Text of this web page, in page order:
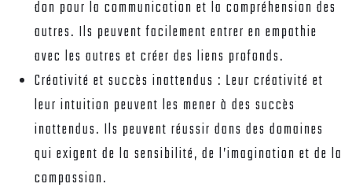
don pour la communication et la compréhension des
autres. Ils peuvent facilement entrer en empathie
avec les autres et créer des liens profonds.
Créativité et succès inattendus : Leur créativité et
leur intuition peuvent les mener à des succès
inattendus. Ils peuvent réussir dans des domaines
qui exigent de la sensibilité, de l’imagination et de la
compassion.